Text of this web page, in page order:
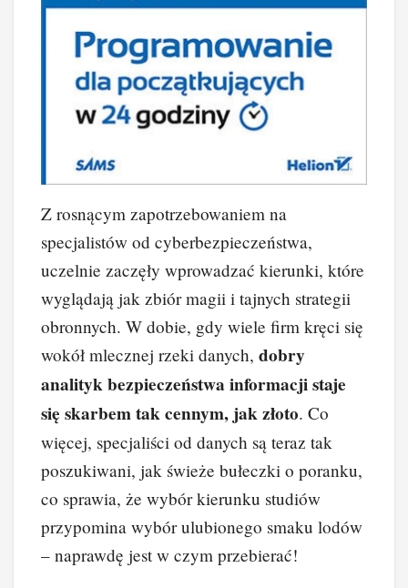
Z rosnącym zapotrzebowaniem na
specjalistów od cyberbezpieczeństwa,
uczelnie zaczęły wprowadzać kierunki, które
wyglądają jak zbiór magii i tajnych strategii
obronnych. W dobie, gdy wiele firm kręci się
wokół mlecznej rzeki danych, dobry
analityk bezpieczeństwa informacji staje
się skarbem tak cennym, jak złoto. Co
więcej, specjaliści od danych są teraz tak
poszukiwani, jak świeże bułeczki o poranku,
co sprawia, że wybór kierunku studiów
przypomina wybór ulubionego smaku lodów
– naprawdę jest w czym przebierać!